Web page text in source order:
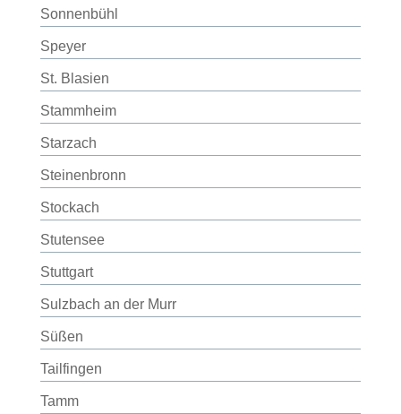
Sonnenbühl
Speyer
St. Blasien
Stammheim
Starzach
Steinenbronn
Stockach
Stutensee
Stuttgart
Sulzbach an der Murr
Süßen
Tailfingen
Tamm